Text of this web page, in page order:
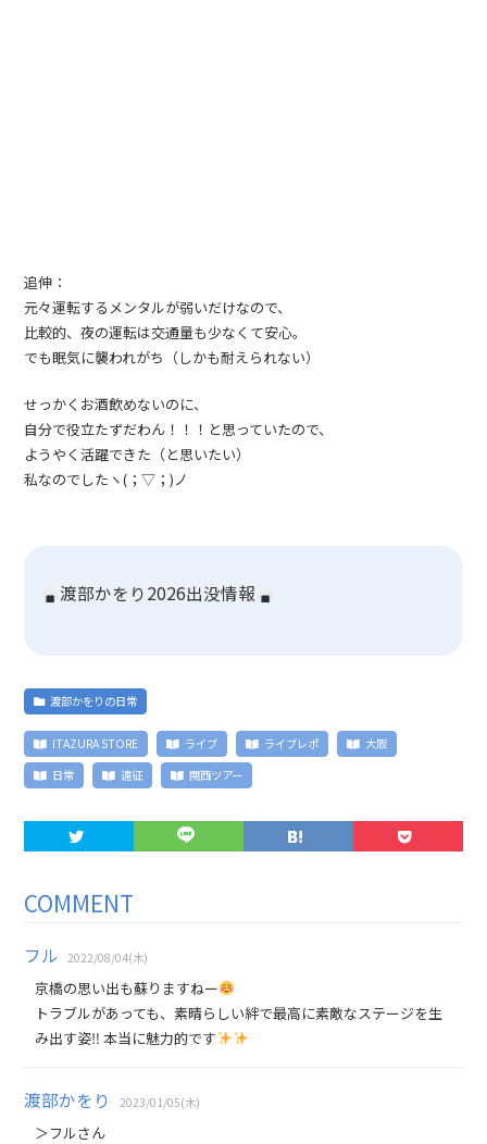
追伸：
元々運転するメンタルが弱いだけなので、
比較的、夜の運転は交通量も少なくて安心。
でも眠気に襲われがち（しかも耐えられない）
せっかくお酒飲めないのに、
自分で役立たずだわん！！！と思っていたので、
ようやく活躍できた（と思いたい）
私なのでしたヽ(；▽；)ノ
渡部かをり2026出没情報
渡部かをりの日常
ITAZURA STORE ライブ ライブレポ
大阪
日常
遠征 関西ツアー
COMMENT
フル 2022/08/04(木)
京橋の思い出も蘇りますねー
トラブルがあっても、素晴らしい絆で最高に素敵なステージを生
み出す姿‼︎ 本当に魅力的です
渡部かをり 2023/01/05(木)
＞フルさん